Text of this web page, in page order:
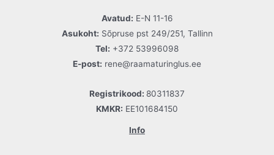
Avatud: E-N 11-16
Asukoht: Sõpruse pst 249/251, Tallinn
Tel: +372 53996098
E-post: rene@raamaturinglus.ee
Registrikood: 80311837
KMKR: EE101684150
Info